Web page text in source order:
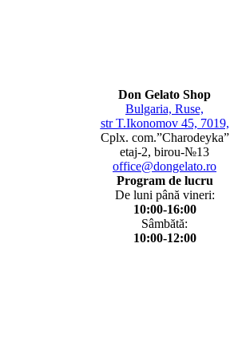
Don Gelato Shop
Bulgaria, Ruse,
str T.Ikonomov 45, 7019,
Cplx. com.”Charodeyka”
etaj-2, birou-№13
office@dongelato.ro
Program de lucru
De luni până vineri:
10:00-16:00
Sâmbătă:
10:00-12:00